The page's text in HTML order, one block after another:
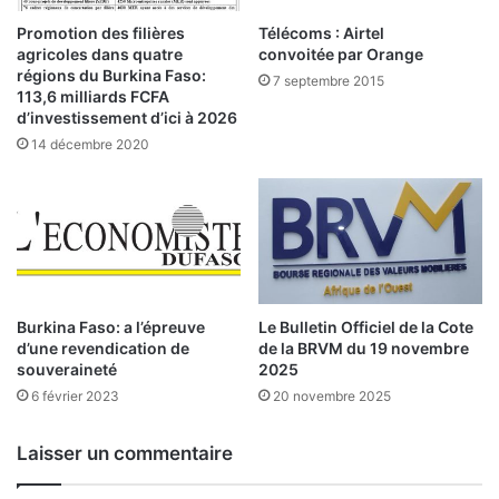
n
d
i
t
n
d
’
n
e
s
é
u
i
s
m
i
n
i
s
e
e
p
a
y
s
e
a
Promotion des filières
agricoles dans quatre
régions du Burkina Faso:
113,6 milliards FCFA
d’investissement d’ici à 2026
14 décembre 2020
Télécoms : Airtel
convoitée par Orange
7 septembre 2015
Burkina Faso: a l’épreuve
d’une revendication de
souveraineté
6 février 2023
Le Bulletin Officiel de la Cote
de la BRVM du 19 novembre
2025
20 novembre 2025
Laisser un commentaire